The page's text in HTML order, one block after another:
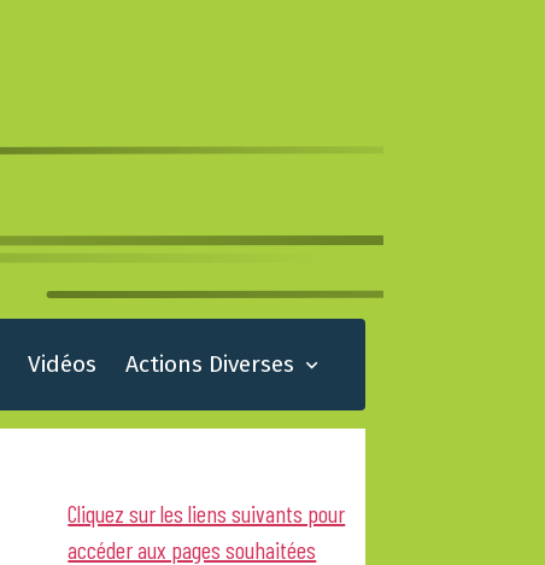
Vidéos Actions Diverses
Cliquez sur les liens suivants pour
accéder aux pages souhaitées